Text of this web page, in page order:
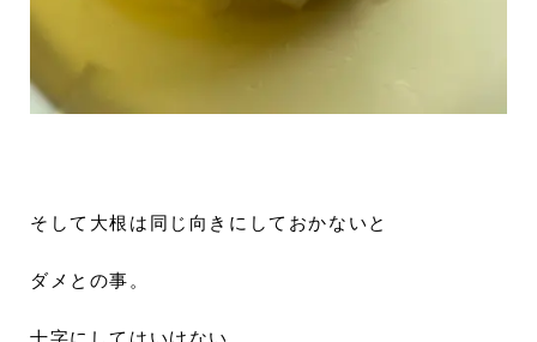
そして大根は同じ向きにしておかないと
ダメとの事。
十字にしてはいけない。